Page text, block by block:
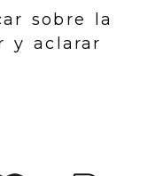
sobre la
y aclarar